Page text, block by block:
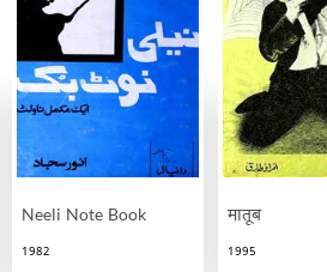
Neeli Note Book
1982
मातूब
1995